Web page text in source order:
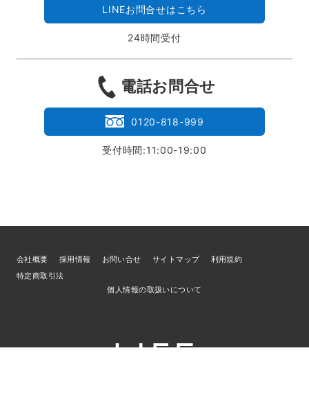
LINEお問合せはこちら
24時間受付
電話お問合せ
0120-818-999
受付時間:11:00-19:00
会社概要 採用情報 お問い合せ サイトマップ
利用規約
特定商取引法
個人情報の取扱いについて